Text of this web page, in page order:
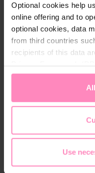
Optional cookies help
online offering and to
optional cookies, data
from third countries
recipients of this data
appropriate level of
only allow
access and change
Use